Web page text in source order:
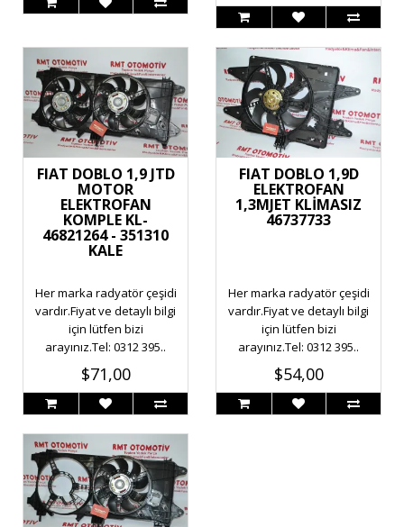
FIAT DOBLO 1,9 JTD
MOTOR
ELEKTROFAN
KOMPLE KL-
46821264 - 351310
KALE
Her marka radyatör çeşidi
vardır.Fiyat ve detaylı bilgi
için lütfen bizi
arayınız.Tel: 0312 395..
$71,00
FIAT DOBLO 1,9D
ELEKTROFAN
1,3MJET KLİMASIZ
46737733
Her marka radyatör çeşidi
vardır.Fiyat ve detaylı bilgi
için lütfen bizi
arayınız.Tel: 0312 395..
$54,00